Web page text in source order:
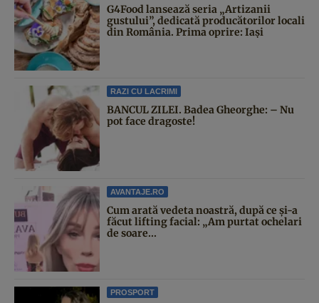
G4Food lansează seria „Artizanii
gustului”, dedicată producătorilor locali
din România. Prima oprire: Iași
RAZI CU LACRIMI
BANCUL ZILEI. Badea Gheorghe: – Nu
pot face dragoste!
AVANTAJE.RO
Cum arată vedeta noastră, după ce și-a
făcut lifting facial: „Am purtat ochelari
de soare...
PROSPORT